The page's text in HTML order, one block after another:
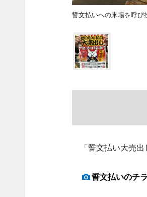
誓文払いへの来場を呼び
「誓文払い大売出
誓文払いのチ